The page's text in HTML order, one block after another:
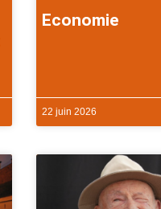
Economie
22 juin 2026